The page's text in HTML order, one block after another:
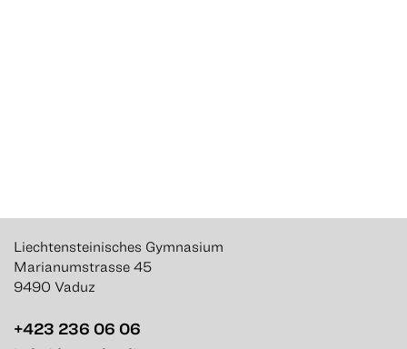
Liechtensteinisches Gymnasium
Marianumstrasse 45
9490 Vaduz
+423 236 06 06